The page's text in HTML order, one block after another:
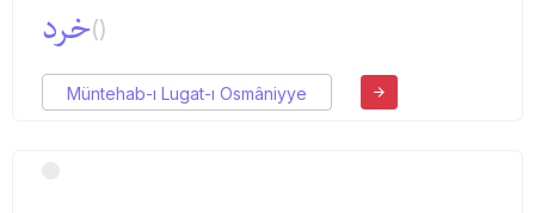
خرد()
Müntehab-ı Lugat-ı Osmâniyye